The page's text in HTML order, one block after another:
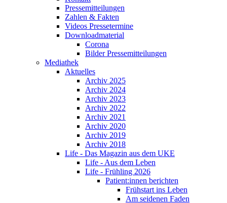
Pressemitteilungen
Zahlen & Fakten
Videos Pressetermine
Downloadmaterial
Corona
Bilder Pressemitteilungen
Mediathek
Aktuelles
Archiv 2025
Archiv 2024
Archiv 2023
Archiv 2022
Archiv 2021
Archiv 2020
Archiv 2019
Archiv 2018
Life - Das Magazin aus dem UKE
Life - Aus dem Leben
Life - Frühling 2026
Patient:innen berichten
Frühstart ins Leben
Am seidenen Faden